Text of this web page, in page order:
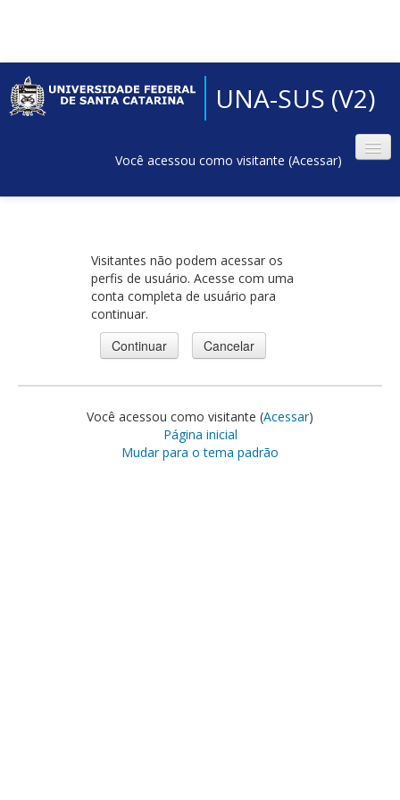
UNA-SUS (V2)
Você acessou como visitante (Acessar)
Visitantes não podem acessar os
perfis de usuário. Acesse com uma
conta completa de usuário para
continuar.
Você acessou como visitante (Acessar)
Página inicial
Mudar para o tema padrão